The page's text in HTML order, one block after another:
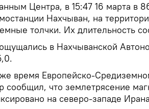
Центра, в 15:47 16 марта в
Нахчыван, на
толчки. Их длительность
в Нахчыванской
время Европейско-
сообщил, что землетрясение
на северо-западе